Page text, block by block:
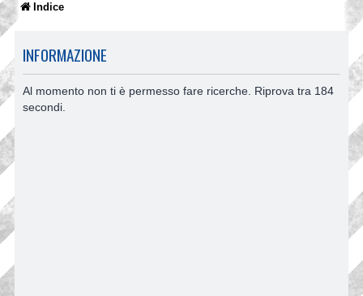
Indice
INFORMAZIONE
Al momento non ti è permesso fare ricerche. Riprova tra 184
secondi.